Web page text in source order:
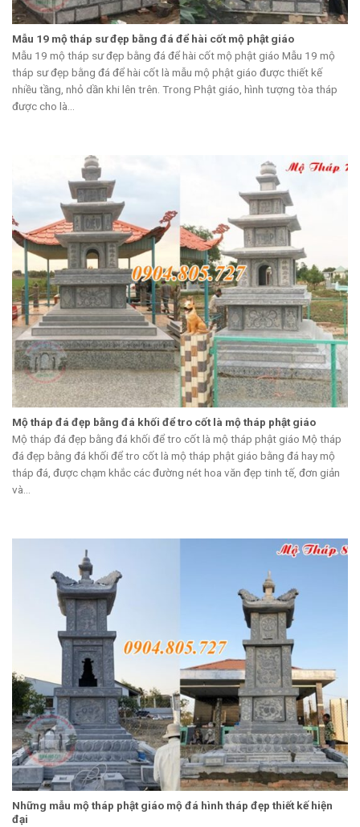
Mẫu 19 mộ tháp sư đẹp bằng đá để hài cốt mộ phật giáo
Mẫu 19 mộ tháp sư đẹp bằng đá để hài cốt mộ phật giáo Mẫu 19 mộ
tháp sư đẹp bằng đá để hài cốt là mẫu mộ phật giáo được thiết kế
nhiều tầng, nhỏ dần khi lên trên. Trong Phật giáo, hình tượng tòa tháp
được cho là...
Mộ tháp đá đẹp bằng đá khối để tro cốt là mộ tháp phật giáo
Mộ tháp đá đẹp bằng đá khối để tro cốt là mộ tháp phật giáo Mộ tháp
đá đẹp bằng đá khối để tro cốt là mộ tháp phật giáo bằng đá hay mộ
tháp đá, được chạm khắc các đường nét hoa văn đẹp tinh tế, đơn giản
và...
Những mẫu mộ tháp phật giáo mộ đá hình tháp đẹp thiết kế hiện
đại